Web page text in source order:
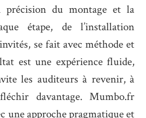
du montage et la
étape, de l’installation
se fait avec méthode et
est une expérience fluide,
les auditeurs à revenir, à
davantage. Mumbo.fr
une approche pragmatique et